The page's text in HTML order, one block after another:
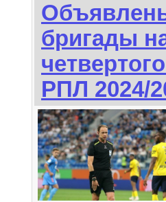
бригады
РПЛ 2024/